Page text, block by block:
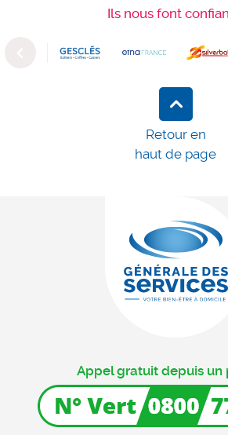
Ils nous font
Previous
Appel gratuit depuis un
Retour en
haut de page